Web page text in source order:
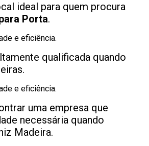
ideal para quem procura
Porta.
e eficiência.
qualificada quando
e eficiência.
uma empresa que
necessária quando
Madeira.